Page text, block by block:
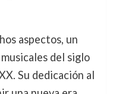
aspectos, un
del siglo
Su dedicación al